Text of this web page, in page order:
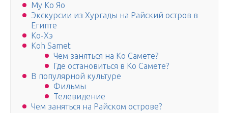
Му Ко Яо
Экскурсии из Хургады на Райский остров в
Египте
Ко-Хэ
Koh Samet
Чем заняться на Ко Самете?
Где остановиться в Ко Самете?
В популярной культуре
Фильмы
Телевидение
Чем заняться на Райском острове?